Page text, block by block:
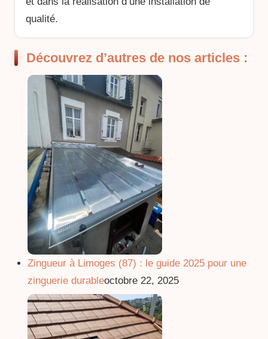
qualité.
Découvrez d’autres de nos articles :
Zingueur à Limoges (87) : le guide 2025 pour une
zinguerie durableoctobre 22, 2025